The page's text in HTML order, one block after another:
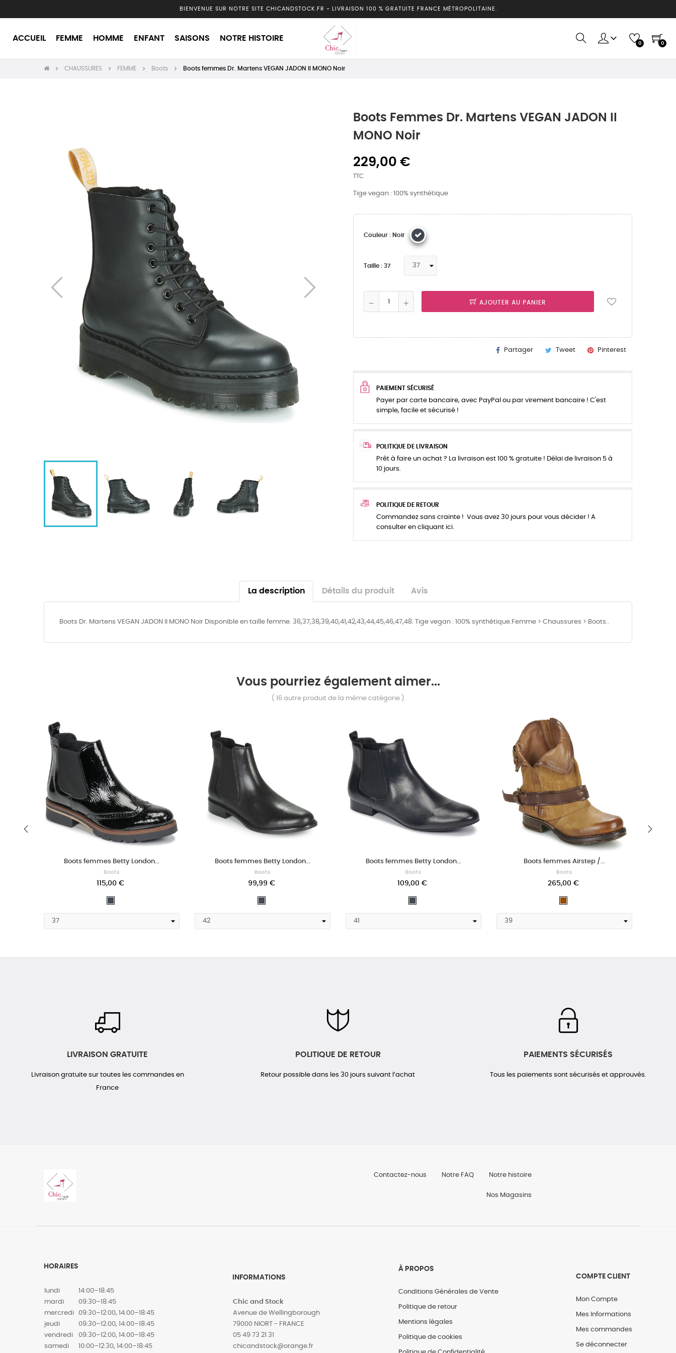
BIENVENUE SUR NOTRE SITE CHICANDSTOCK.FR - LIVRAISON 100 % GRATUITE FRANCE MÉTROPOLITAINE.
ACCUEIL FEMME HOMME ENFANT SAISONS NOTRE HISTOIRE
0 0
CHAUSSURES FEMME Boots Boots femmes Dr. Martens VEGAN JADON II MONO Noir
Boots Femmes Dr. Martens VEGAN JADON II
MONO Noir
229,00 €
TTC
Tige vegan : 100% synthétique
Couleur : Noir
Taille : 37
AJOUTER AU PANIER
Partager Tweet Pinterest
PAIEMENT SÉCURISÉ
Payer par carte bancaire, avec PayPal ou par virement bancaire ! C'est
simple, facile et sécurisé !
POLITIQUE DE LIVRAISON
Prêt à faire un achat ? La livraison est 100 % gratuite ! Délai de livraison 5 à
10 jours.
POLITIQUE DE RETOUR
Commandez sans crainte ! Vous avez 30 jours pour vous décider ! A
consulter en cliquant ici.
La description Détails du produit Avis
Boots Dr. Martens VEGAN JADON II MONO Noir Disponible en taille femme. 36,37,38,39,40,41,42,43,44,45,46,47,48. Tige vegan : 100% synthétique.Femme > Chaussures > Boots..
Vous pourriez également aimer...
( 16 autre produit de la même catégorie )
Boots femmes Betty London...
Boots
115,00 €
Boots femmes Betty London...
Boots
99,99 €
Boots femmes Betty London...
Boots
109,00 €
Boots femmes Airstep /...
Boots
265,00 €
LIVRAISON GRATUITE
Livraison gratuite sur toutes les commandes en
France
POLITIQUE DE RETOUR
Retour possible dans les 30 jours suivant l’achat
PAIEMENTS SÉCURISÉS
Tous les paiements sont sécurisés et approuvés.
Contactez-nous Notre FAQ Notre histoire
Nos Magasins
HORAIRES
lundi
14:00–18:45
mardi
09:30–18:45
mercredi
09:30–12:00, 14:00–18:45
jeudi
09:30–12:00, 14:00–18:45
vendredi
09:30–12:00, 14:00–18:45
samedi
10:00–12:30, 14:00–18:45
INFORMATIONS
Chic and Stock
Avenue de Wellingborough
79000 NIORT - FRANCE
05 49 73 21 31
‎chicandstock@orange.fr
À PROPOS
Conditions Générales de Vente
Politique de retour
Mentions légales
Politique de cookies
COMPTE CLIENT
Mon Compte
Mes Informations
Mes commandes
Se déconnecter